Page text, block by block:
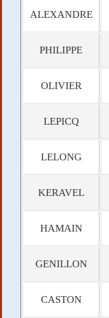
ALEXANDRE
PHILIPPE
OLIVIER
LEPICQ
LELONG
KERAVEL
HAMAIN
GENILLON
CASTON